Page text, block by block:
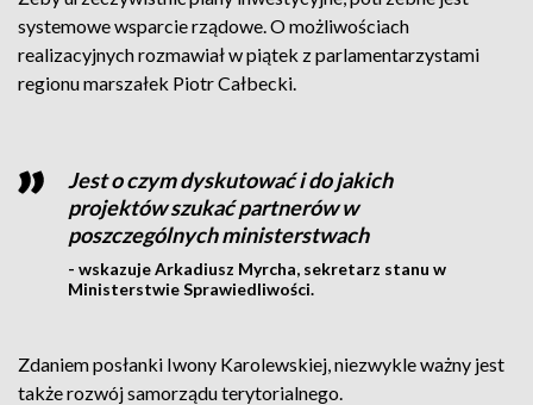
systemowe wsparcie rządowe. O możliwościach
realizacyjnych rozmawiał w piątek z parlamentarzystami
regionu marszałek Piotr Całbecki.
Jest o czym dyskutować i do jakich
projektów szukać partnerów w
poszczególnych ministerstwach
- wskazuje Arkadiusz Myrcha, sekretarz stanu w
Ministerstwie Sprawiedliwości.
Zdaniem posłanki Iwony Karolewskiej, niezwykle ważny jest
także rozwój samorządu terytorialnego.